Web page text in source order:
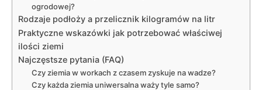
ogrodowej?
Rodzaje podłoży a przelicznik kilogramów na litr
Praktyczne wskazówki jak potrzebować właściwej
ilości ziemi
Najczęstsze pytania (FAQ)
Czy ziemia w workach z czasem zyskuje na wadze?
Czy każda ziemia uniwersalna waży tyle samo?